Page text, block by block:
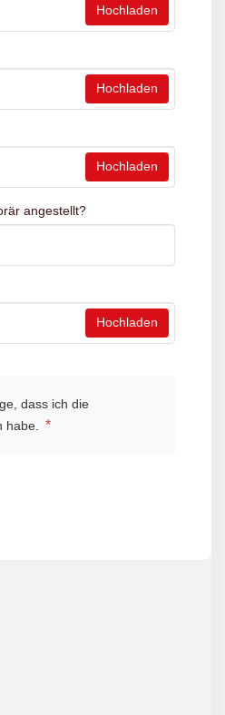
Hochladen
Hochladen
Hochladen
angestellt?
Hochladen
dass ich die
habe. *